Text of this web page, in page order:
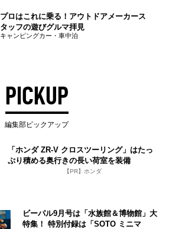
プロはこれに乗る！アウトドアメーカース
タッフの遊びグルマ拝見
キャンピングカー・車中泊
PICKUP
編集部ピックアップ
「ホンダ ZR-V クロスツーリング」はたっ
ぷり積める奥行きの長い荷室を装備
【PR】ホンダ
ビーパル9月号は「水族館＆博物館」大
特集！ 特別付録は「SOTO ミニマ